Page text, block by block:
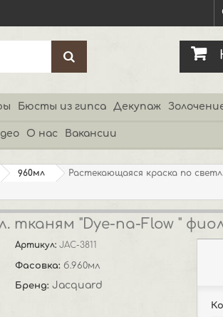
Бюсты из гипса Декупаж
О нас Вакансии
960мл
Растекающаяся краска по
тканям "Dye-na-Flow "
Артикул:JAC-3811
Фасовка: б.960мл
Бренд:Jacquard